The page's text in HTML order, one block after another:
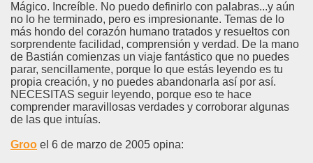
Mágico. Increíble. No puedo definirlo con palabras...y aún
no lo he terminado, pero es impresionante. Temas de lo
más hondo del corazón humano tratados y resueltos con
sorprendente facilidad, comprensión y verdad. De la mano
de Bastián comienzas un viaje fantástico que no puedes
parar, sencillamente, porque lo que estás leyendo es tu
propia creación, y no puedes abandonarla así por así.
NECESITAS seguir leyendo, porque eso te hace
comprender maravillosas verdades y corroborar algunas
de las que intuías.
Groo el 6 de marzo de 2005 opina: